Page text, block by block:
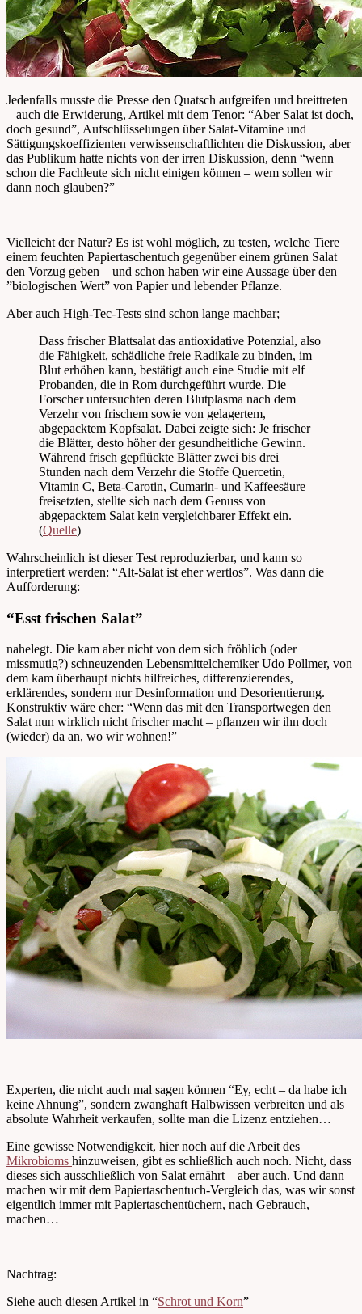
Jedenfalls musste die Presse den Quatsch aufgreifen und breittreten
– auch die Erwiderung, Artikel mit dem Tenor: “Aber Salat ist doch,
doch gesund”, Aufschlüsselungen über Salat-Vitamine und
Sättigungskoeffizienten verwissenschaftlichten die Diskussion, aber
das Publikum hatte nichts von der irren Diskussion, denn “wenn
schon die Fachleute sich nicht einigen können – wem sollen wir
dann noch glauben?”
Vielleicht der Natur? Es ist wohl möglich, zu testen, welche Tiere
einem feuchten Papiertaschentuch gegenüber einem grünen Salat
den Vorzug geben – und schon haben wir eine Aussage über den
”biologischen Wert” von Papier und lebender Pflanze.
Aber auch High-Tec-Tests sind schon lange machbar;
Dass frischer Blattsalat das antioxidative Potenzial, also
die Fähigkeit, schädliche freie Radikale zu binden, im
Blut erhöhen kann, bestätigt auch eine Studie mit elf
Probanden, die in Rom durchgeführt wurde. Die
Forscher untersuchten deren Blutplasma nach dem
Verzehr von frischem sowie von gelagertem,
abgepacktem Kopfsalat. Dabei zeigte sich: Je frischer
die Blätter, desto höher der gesundheitliche Gewinn.
Während frisch gepflückte Blätter zwei bis drei
Stunden nach dem Verzehr die Stoffe Quercetin,
Vitamin C, Beta-Carotin, Cumarin- und Kaffeesäure
freisetzten, stellte sich nach dem Genuss von
abgepacktem Salat kein vergleichbarer Effekt ein.
(Quelle)
Wahrscheinlich ist dieser Test reproduzierbar, und kann so
interpretiert werden: “Alt-Salat ist eher wertlos”. Was dann die
Aufforderung:
“Esst frischen Salat”
nahelegt. Die kam aber nicht von dem sich fröhlich (oder
missmutig?) schneuzenden Lebensmittelchemiker Udo Pollmer, von
dem kam überhaupt nichts hilfreiches, differenzierendes,
erklärendes, sondern nur Desinformation und Desorientierung.
Konstruktiv wäre eher: “Wenn das mit den Transportwegen den
Salat nun wirklich nicht frischer macht – pflanzen wir ihn doch
(wieder) da an, wo wir wohnen!”
Experten, die nicht auch mal sagen können “Ey, echt – da habe ich
keine Ahnung”, sondern zwanghaft Halbwissen verbreiten und als
absolute Wahrheit verkaufen, sollte man die Lizenz entziehen…
Eine gewisse Notwendigkeit, hier noch auf die Arbeit des
Mikrobioms hinzuweisen, gibt es schließlich auch noch. Nicht, dass
dieses sich ausschließlich von Salat ernährt – aber auch. Und dann
machen wir mit dem Papiertaschentuch-Vergleich das, was wir sonst
eigentlich immer mit Papiertaschentüchern, nach Gebrauch,
machen…
Nachtrag:
Siehe auch diesen Artikel in “Schrot und Korn”